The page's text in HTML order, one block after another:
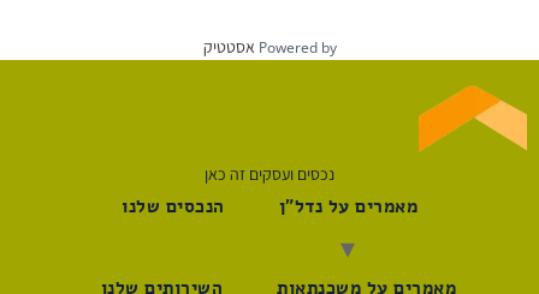
Powered by אסטטיק
נכסים ועסקים זה כאן
מאמרים על נדל"ן הנכסים שלנו
מאמרים על משכנתאות השירותים שלנו